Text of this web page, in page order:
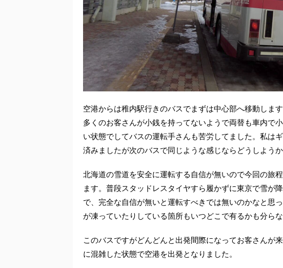
空港からは稚内駅行きのバスでまずは中心部へ移動しま
多くのお客さんが小銭を持ってないようで両替も車内で
い状態でしてバスの運転手さんも苦労してました。私は
済みましたが次のバスで同じような感じならどうしよう
北海道の雪道を安全に運転する自信が無いので今回の旅
ます。普段スタッドレスタイヤすら履かずに東京で雪が
で、完全な自信が無いと運転すべきでは無いのかなと思
が凍っていたりしている箇所もいつどこで有るかも分ら
このバスですがどんどんと出発間際になってお客さんが
に混雑した状態で空港を出発となりました。